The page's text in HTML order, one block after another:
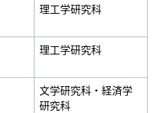
理工学研究科
理工学研究科
文学研究科・経済学
研究科